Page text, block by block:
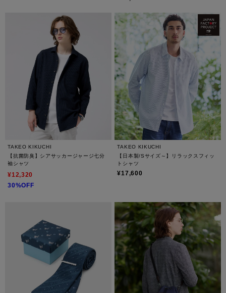
TAKEO KIKUCHI
【抗菌防臭】シアサッカージャージ七分
袖シャツ
¥12,320
30%OFF
TAKEO KIKUCHI
【日本製/Sサイズ～】リラックスフィッ
トシャツ
¥17,600